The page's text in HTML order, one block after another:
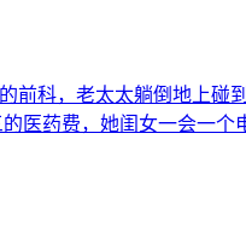
前科，老太太躺倒地上碰
医药费，她闺女一会一